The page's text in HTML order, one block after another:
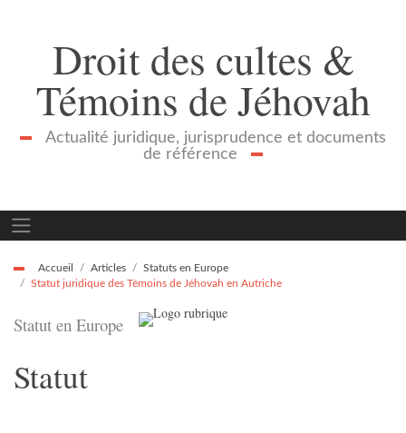
Droit des cultes &
Témoins de Jéhovah
Actualité juridique, jurisprudence et documents
de référence
Accueil Articles
Statuts en Europe
Statut juridique des Témoins de Jéhovah en Autriche
Statut en Europe
Statut